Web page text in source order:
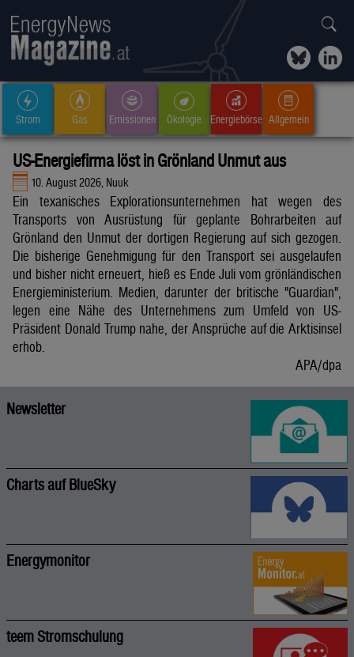
Strom Gas Emissionen Ökologie Energiebörse Allgemein
US-Energiefirma löst in Grönland Unmut aus
10. August 2026, Nuuk
Ein texanisches Explorationsunternehmen hat wegen des
Transports von Ausrüstung für geplante Bohrarbeiten auf
Grönland den Unmut der dortigen Regierung auf sich gezogen.
Die bisherige Genehmigung für den Transport sei ausgelaufen
und bisher nicht erneuert, hieß es Ende Juli vom grönländischen
Energieministerium. Medien, darunter der britische "Guardian",
legen eine Nähe des Unternehmens zum Umfeld von US-
Präsident Donald Trump nahe, der Ansprüche auf die Arktisinsel
erhob.
APA/dpa
Newsletter
Charts auf BlueSky
Energymonitor
teem Stromschulung